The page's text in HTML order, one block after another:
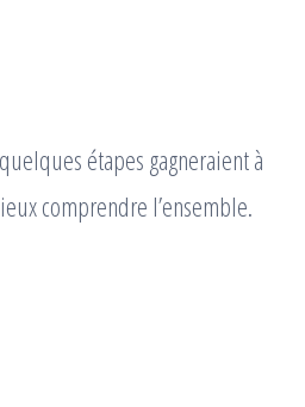
étapes gagneraient à
comprendre l’ensemble.